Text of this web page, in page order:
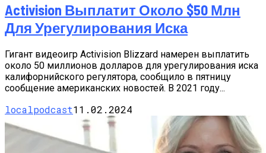
Activision Выплатит Около $50 Млн
Для Урегулирования Иска
Гигант видеоигр Activision Blizzard намерен выплатить
около 50 миллионов долларов для урегулирования иска
калифорнийского регулятора, сообщило в пятницу
сообщение американских новостей. В 2021 году...
localpodcast11.02.2024